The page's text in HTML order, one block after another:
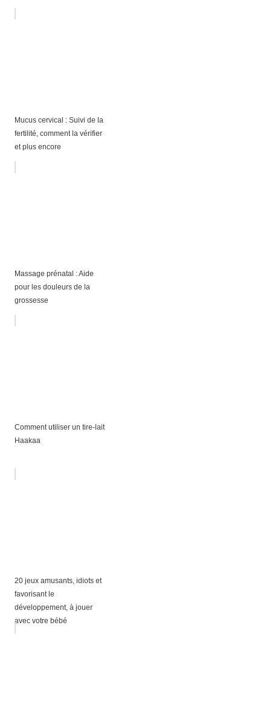
Mucus cervical : Suivi de la
fertilité, comment la vérifier
et plus encore
Massage prénatal : Aide
pour les douleurs de la
grossesse
Comment utiliser un tire-lait
Haakaa
20 jeux amusants, idiots et
favorisant le
développement, à jouer
avec votre bébé